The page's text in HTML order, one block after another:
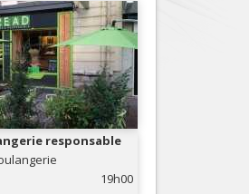
Nice les Collines Niçoises
Nice le petit Marais Niçois
Nice la plaine du Var
Nice le Carré d’Or
Nice Aéroport
responsable
19h00